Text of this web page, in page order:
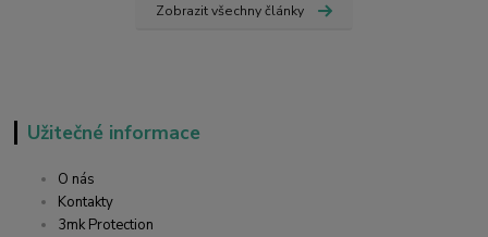
Zobrazit všechny články
Užitečné informace
O nás
Kontakty
3mk Protection